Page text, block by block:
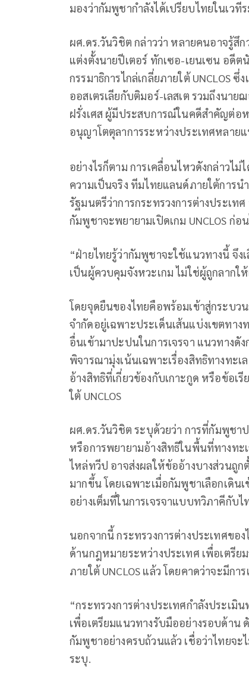
มองว่ากัมพูชากำลังได้เปรียบไทยในเวที
ผศ.ดร.วันวิชิต กล่าวว่า หลายคนอาจรู้สึ
แต่งตั้งนายปีเตอร์ ทักเซอ-เยนเซน อดี
กรรมาธิการไกล่เกลี่ยภายใต้ UNCLOS
ออสเตรเลียกับติมอร์-เลสเต รวมถึงนา
ฝรั่งเศส ผู้มีประสบการณ์ในคดีสำคัญต่อ
อนุญาโตตุลาการระหว่างประเทศหลาย
อย่างไรก็ตาม การเคลื่อนไหวดังกล่าวไ
ความเป็นจริง ทีมไทยแลนด์ภายใต้การ
รัฐมนตรีว่าการกระทรวงการต่างประเ
กัมพูชาจะพยายามเปิดเกม UNCLOS ก่อ
“ฝ่ายไทยรู้ว่ากัมพูชาจะใช้แนวทางนี้ จึ
เป็นผู้ควบคุมจังหวะเกม ไม่ใช่ผู้ถูกลากใ
โดยจุดยืนของไทยคือพร้อมเข้าสู่กระบวน
จำกัดอยู่เฉพาะประเด็นเส้นแบ่งเขตทา
อื่นเข้ามาปะปนในการเจรจา แนวทางดั
พิจารณามุ่งเน้นเฉพาะเรื่องสิทธิทางทะ
อ้างสิทธิที่เกี่ยวข้องกับเกาะกูด หรือข้อ
ใต้ UNCLOS
ผศ.ดร.วันวิชิต ระบุด้วยว่า การที่กัมพูชา
หรือการพยายามอ้างสิทธิในพื้นที่ทางทะ
ไหล่ทวีป อาจส่งผลให้ข้ออ้างบางส่วนถูก
มากขึ้น โดยเฉพาะเมื่อกัมพูชาเลือกเดิน
อย่างเต็มที่ในการเจรจาแบบทวิภาคีกับ
นอกจากนี้ กระทรวงการต่างประเทศข
ด้านกฎหมายระหว่างประเทศ เพื่อเต
ภายใต้ UNCLOS แล้ว โดยคาดว่าจะมีก
“กระทรวงการต่างประเทศกำลังประเ
เพื่อเตรียมแนวทางรับมืออย่างรอบด้าน
กัมพูชาอย่างครบถ้วนแล้ว เชื่อว่าไทยจ
ระบุ.